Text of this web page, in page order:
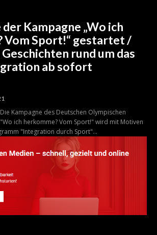
Kampagne „Wo ich
Vom Sport!“ gestartet /
rund um das
ab sofort
Kampagne des Deutschen Olympischen
ich herkomme? Vom Sport!" wird mit Motiven
"Integration durch Sport"...